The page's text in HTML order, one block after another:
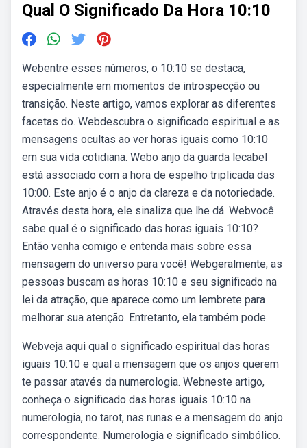
Qual O Significado Da Hora 10:10
Webentre esses números, o 10:10 se destaca,
especialmente em momentos de introspecção ou
transição. Neste artigo, vamos explorar as diferentes
facetas do. Webdescubra o significado espiritual e as
mensagens ocultas ao ver horas iguais como 10:10
em sua vida cotidiana. Webo anjo da guarda lecabel
está associado com a hora de espelho triplicada das
10:00. Este anjo é o anjo da clareza e da notoriedade.
Através desta hora, ele sinaliza que lhe dá. Webvocê
sabe qual é o significado das horas iguais 10:10?
Então venha comigo e entenda mais sobre essa
mensagem do universo para você! Webgeralmente, as
pessoas buscam as horas 10:10 e seu significado na
lei da atração, que aparece como um lembrete para
melhorar sua atenção. Entretanto, ela também pode.
Webveja aqui qual o significado espiritual das horas
iguais 10:10 e qual a mensagem que os anjos querem
te passar atavés da numerologia. Webneste artigo,
conheça o significado das horas iguais 10:10 na
numerologia, no tarot, nas runas e a mensagem do anjo
correspondente. Numerologia e significado simbólico.